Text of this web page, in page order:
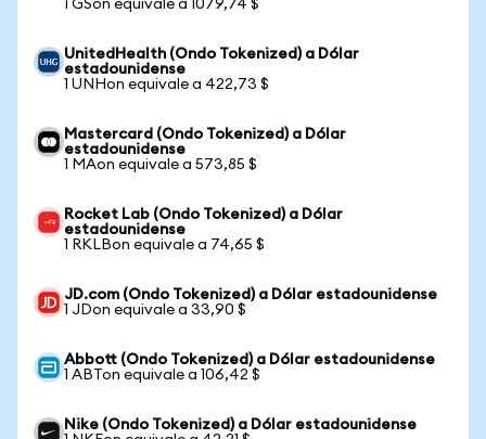
1 GSon equivale a 1079,74 $
UnitedHealth (Ondo Tokenized) a Dólar
estadounidense
1 UNHon equivale a 422,73 $
Mastercard (Ondo Tokenized) a Dólar
estadounidense
1 MAon equivale a 573,85 $
Rocket Lab (Ondo Tokenized) a Dólar
estadounidense
1 RKLBon equivale a 74,65 $
JD.com (Ondo Tokenized) a Dólar estadounidense
1 JDon equivale a 33,90 $
Abbott (Ondo Tokenized) a Dólar estadounidense
1 ABTon equivale a 106,42 $
Nike (Ondo Tokenized) a Dólar estadounidense